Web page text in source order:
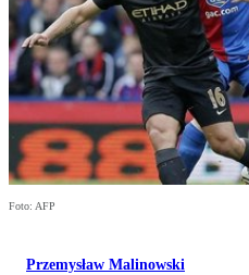
Foto: AFP
Przemysław Malinowski